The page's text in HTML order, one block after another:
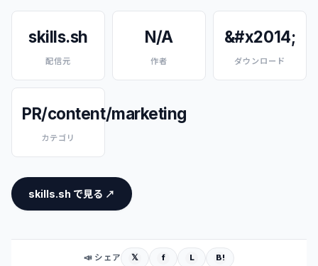
skills.sh
配信元
N/A
作者
&#x2014;
ダウンロード
PR/content/marketing
カテゴリ
skills.sh で見る ↗
📣 シェア 𝕏 f L B!